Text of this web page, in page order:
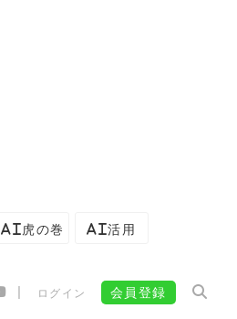
AI虎の巻 AI活用
ログイン 会員登録